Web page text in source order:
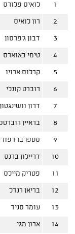
1 לואיס פלורס
2 רון לואיס
3 דבון ג'פרסון
4 טימי באוארס
5 קרלוס ארויו
6 רוברט קונלי
7 דרון וושינגטון
8 בראיין
9 סטפן
10 דריילון ברנס
11 פטריק מיילס
12 בריאן רנדל
13 עומר סניד
14 ארון מגי